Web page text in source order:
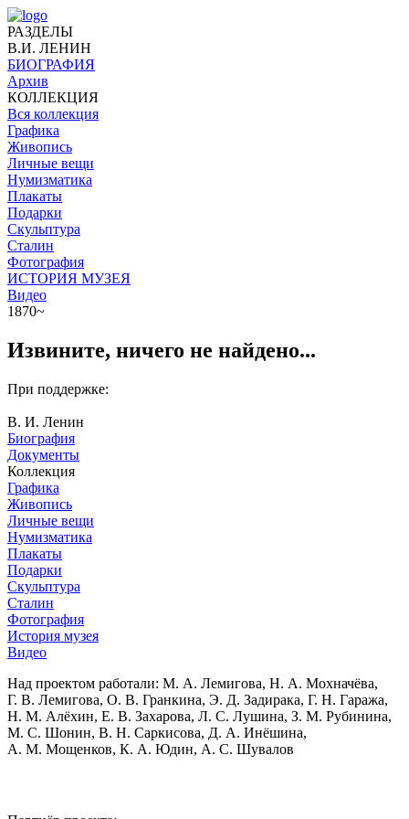
РАЗДЕЛЫ
В.И. ЛЕНИН
БИОГРАФИЯ
Архив
КОЛЛЕКЦИЯ
Вся коллекция
Графика
Живопись
Личные вещи
Нумизматика
Плакаты
Подарки
Скульптура
Сталин
Фотография
ИСТОРИЯ МУЗЕЯ
Видео
1870~
Извините, ничего не найдено...
При поддержке:
В. И. Ленин
Биография
Документы
Коллекция
Графика
Живопись
Личные вещи
Нумизматика
Плакаты
Подарки
Скульптура
Сталин
Фотография
История музея
Видео
Над проектом работали: М. А. Лемигова, Н. А. Мохначёва,
Г. В. Лемигова, О. В. Гранкина, Э. Д. Задирака, Г. Н. Гаража,
Н. М. Алёхин, Е. В. Захарова, Л. С. Лушина, З. М. Рубинина,
М. С. Шонин, В. Н. Саркисова, Д. А. Инёшина,
А. М. Мощенков, К. А. Юдин, А. С. Шувалов